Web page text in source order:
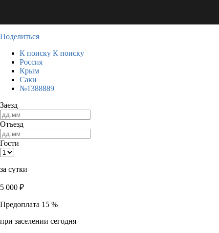
Поделиться
К поиску К поиску
Россия
Крым
Саки
№1388889
Заезд
Отъезд
Гости
за сутки
5 000 ₽
Предоплата 15 %
при заселении сегодня